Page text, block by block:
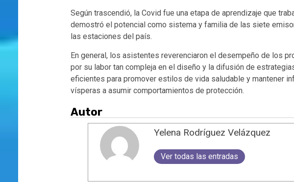
Según trascendió, la Covid fue una etapa de aprendizaje que
demostró el potencial como sistema y familia de las siete
las estaciones del país.
En general, los asistentes reverenciaron el desempeño de los
por su labor tan compleja en el diseño y la difusión de
eficientes para promover estilos de vida saludable y mantener
vísperas a asumir comportamientos de protección.
Autor
Yelena Rodríguez Velázquez
Ver todas las entradas